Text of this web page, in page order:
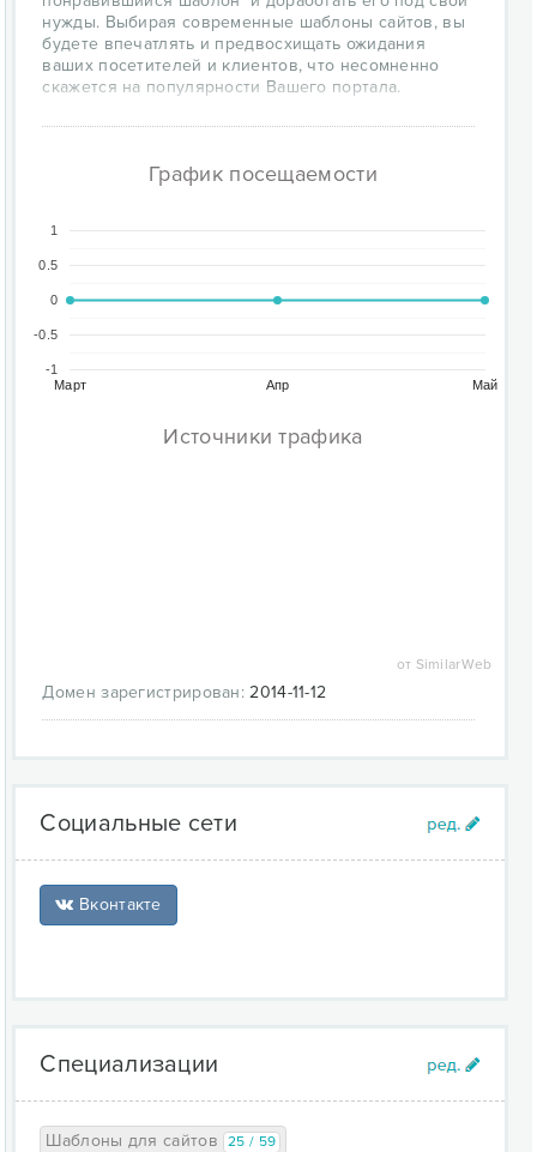
нужды. Выбирая современные шаблоны сайтов, вы
будете впечатлять и предвосхищать ожидания
ваших посетителей и клиентов, что несомненно
скажется на популярности Вашего портала.
График посещаемости
Март Апр Май
-1
-0.5
0
0.5
1
Источники трафика
от SimilarWeb
Домен зарегистрирован: 2014-11-12
Социальные сети
Вконтакте
Специализации
Шаблоны для сайтов 25 / 59